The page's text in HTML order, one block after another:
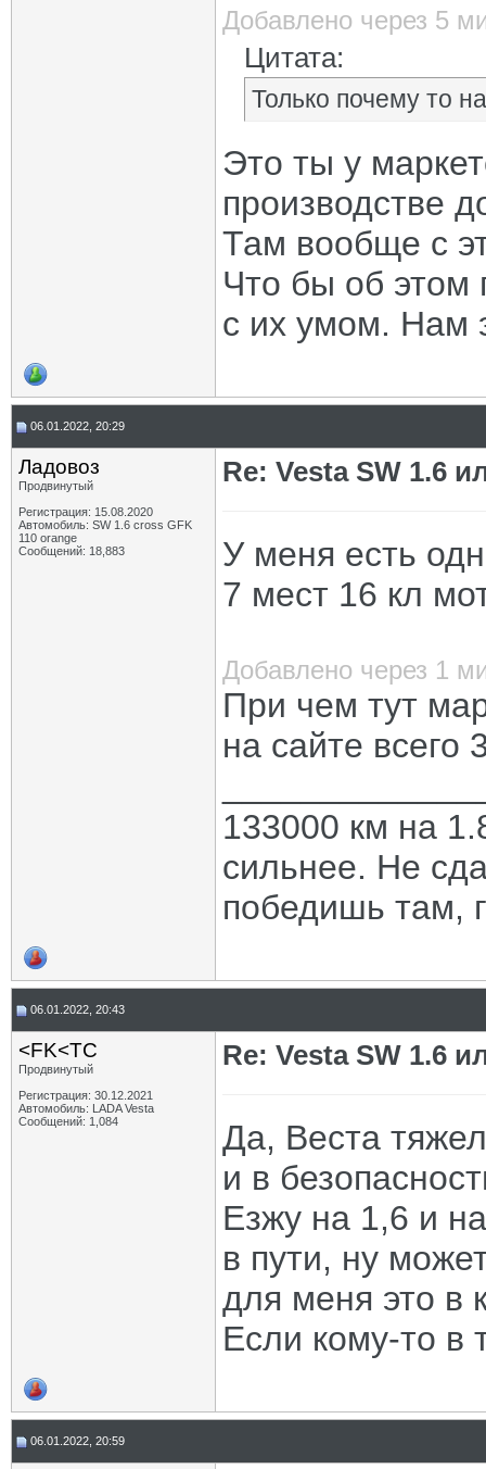
Добавлено через 5
Цитата:
Только почему то
Это ты у
производстве
Там вообще с
Что бы об этом
с их умом. Нам
06.01.2022, 20:29
Ладовоз
Продвинутый
Регистрация: 15.08.2020
Автомобиль: SW 1.6 cross GFK
110 orange
Сообщений: 18,883
Re: Vesta SW 1.6
У меня есть
7 мест 16 кл
Добавлено через 1
При чем тут
на сайте
133000 км на
сильнее. Не
победишь там,
06.01.2022, 20:43
<FK<TC
Продвинутый
Регистрация: 30.12.2021
Автомобиль: LADA Vesta
Сообщений: 1,084
Re: Vesta SW 1.6
Да, Веста
и в
Езжу на 1,6 и
в пути, ну
для меня это в
Если кому-то в
06.01.2022, 20:59